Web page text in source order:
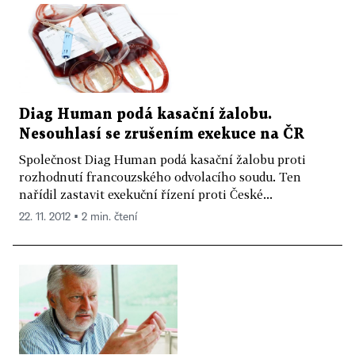
Diag Human podá kasační žalobu.
Nesouhlasí se zrušením exekuce na ČR
Společnost Diag Human podá kasační žalobu proti
rozhodnutí francouzského odvolacího soudu. Ten
nařídil zastavit exekuční řízení proti České...
22. 11. 2012 ▪ 2 min. čtení